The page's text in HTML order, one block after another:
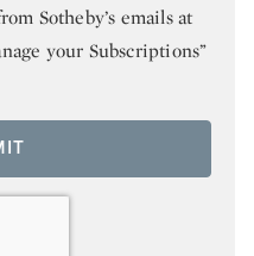
Sotheby’s emails at
your Subscriptions”